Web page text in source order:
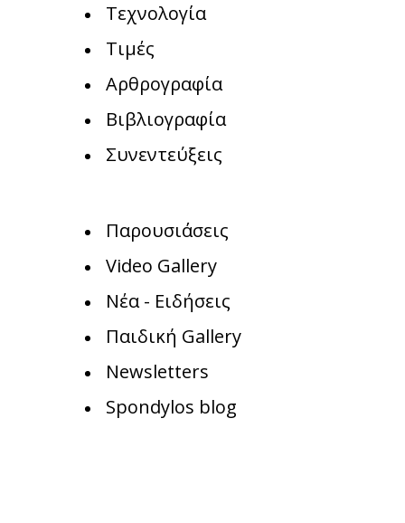
Τεχνολογία
Τιμές
Αρθρογραφία
Βιβλιογραφία
Συνεντεύξεις
Παρουσιάσεις
Video Gallery
Νέα - Ειδήσεις
Παιδική Gallery
Newsletters
Spondylos blog